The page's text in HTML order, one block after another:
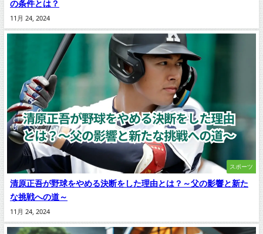
の条件とは？
11月 24, 2024
スポーツ
清原正吾が野球をやめる決断をした理由とは？～父の影響と新た
な挑戦への道～
11月 24, 2024